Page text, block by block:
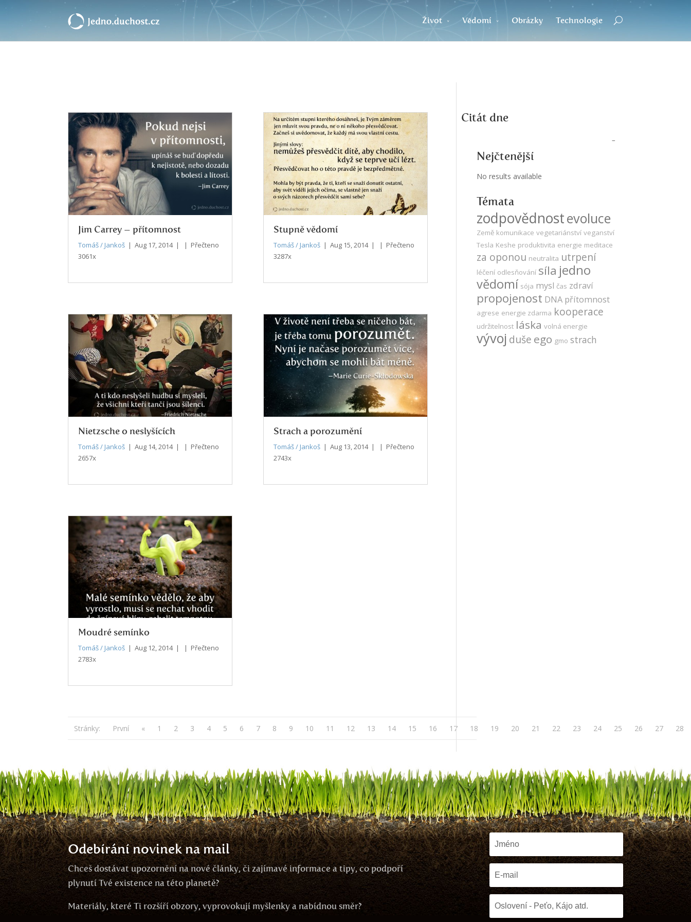
Život Vědomí Obrázky Technologie
Jim Carrey – přítomnost
Tomáš / Jankoš | Aug 17, 2014 | | Přečteno
3061x
Stupně vědomí
Tomáš / Jankoš | Aug 15, 2014 | | Přečteno
3287x
Nietzsche o neslyšících
Tomáš / Jankoš | Aug 14, 2014 | | Přečteno
2657x
Strach a porozumění
Tomáš / Jankoš | Aug 13, 2014 | | Přečteno
2743x
Moudré semínko
Tomáš / Jankoš | Aug 12, 2014 | | Přečteno
2783x
Stránky: První « 1 2 3 4 5 6 7 8 9 10 11 12 13 14 15 16 17 18 19 20 21 22 23 24 25 26 27 28
Citát dne
Nejčtenější
No results available
Témata
zodpovědnostevoluce
Země komunikace vegetariánství veganství
Tesla Keshe produktivita energie meditace
za oponou neutralita utrpení
léčení odlesňování síla jedno
vědomí sója mysl čas zdraví
propojenost DNA přítomnost
agrese energie zdarma kooperace
udržitelnost láska volná energie
vývoj duše ego gmo strach
Odebírání novinek na mail
Chceš dostávat upozornění na nové články, či zajímavé informace a tipy, co podpoří
plynutí Tvé existence na této planetě?
Materiály, které Ti rozšíří obzory, vyprovokují myšlenky a nabídnou směr?